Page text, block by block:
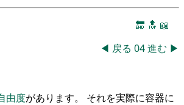
🔚 🔝 📖
◀ 戻る 04進む ▶
由度があります。 それを実際に容器に